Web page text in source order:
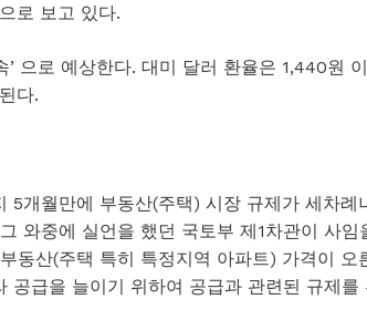
로 보고 있다.
’ 으로 예상한다. 대미 달러 환율은 1,440원
다.
5개월만에 부동산(주택) 시장 규제가 세차
와중에 실언을 했던 국토부 제1차관이 사
동산(주택 특히 특정지역 아파트) 가격이
공급을 늘이기 위하여 공급과 관련된 규제